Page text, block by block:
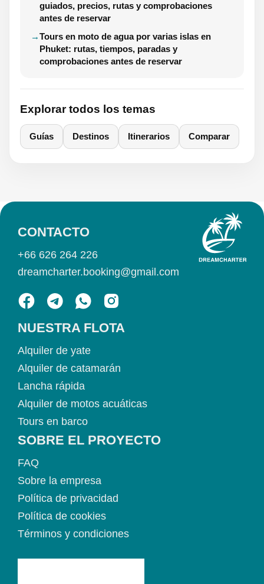
guiados, precios, rutas y comprobaciones
antes de reservar
Tours en moto de agua por varias islas en
Phuket: rutas, tiempos, paradas y
comprobaciones antes de reservar
Explorar todos los temas
Guías Destinos Itinerarios Comparar
NUESTRA FLOTA
Alquiler de yate
Alquiler de catamarán
Lancha rápida
Alquiler de motos acuáticas
Tours en barco
SOBRE EL PROYECTO
FAQ
Sobre la empresa
Política de privacidad
Política de cookies
Términos y condiciones
CONTACTO
+66 626 264 226
dreamcharter.booking@gmail.com